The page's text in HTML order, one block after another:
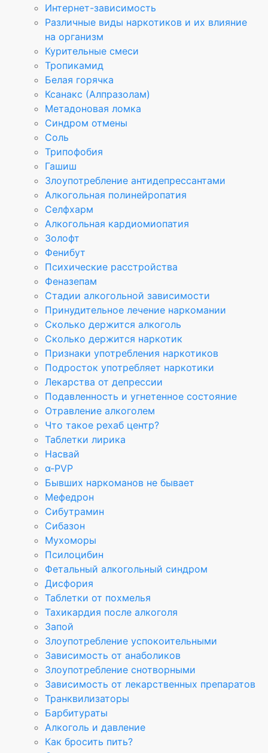
Интернет-зависимость
Различные виды наркотиков и их влияние
на организм
Курительные смеси
Тропикамид
Белая горячка
Ксанакс (Алпразолам)
Метадоновая ломка
Синдром отмены
Соль
Трипофобия
Гашиш
Злоупотребление антидепрессантами
Алкогольная полинейропатия
Селфхарм
Алкогольная кардиомиопатия
Золофт
Фенибут
Психические расстройства
Феназепам
Стадии алкогольной зависимости
Принудительное лечение наркомании
Сколько держится алкоголь
Сколько держится наркотик
Признаки употребления наркотиков
Подросток употребляет наркотики
Лекарства от депрессии
Подавленность и угнетенное состояние
Отравление алкоголем
Что такое рехаб центр?
Таблетки лирика
Насвай
α-PVP
Бывших наркоманов не бывает
Мефедрон
Сибутрамин
Сибазон
Мухоморы
Псилоцибин
Фетальный алкогольный синдром
Дисфория
Таблетки от похмелья
Тахикардия после алкоголя
Запой
Злоупотребление успокоительными
Зависимость от анаболиков
Злоупотребление снотворными
Зависимость от лекарственных препаратов
Транквилизаторы
Барбитураты
Алкоголь и давление
Как бросить пить?